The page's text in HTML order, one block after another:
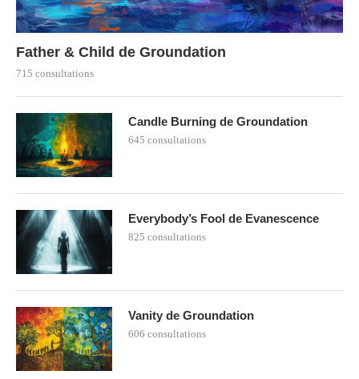
Father & Child de Groundation
715 consultations
Candle Burning de Groundation
645 consultations
Everybody’s Fool de Evanescence
825 consultations
Vanity de Groundation
606 consultations